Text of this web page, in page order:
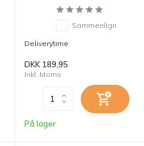
Sammenlign
Deliverytime
DKK 189,95
Inkl. Moms
På lager